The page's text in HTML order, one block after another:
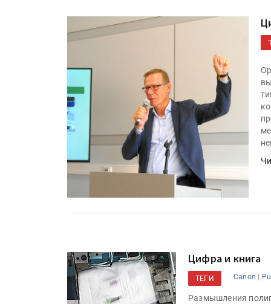
Цифра и книга
ТЕГИ Canon |
Размышления